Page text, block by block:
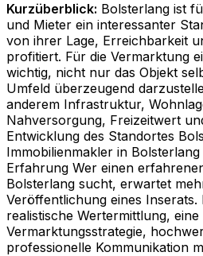
Kurzüberblick: Bolsterlang ist
und Mieter ein interessanter
von ihrer Lage, Erreichbarkeit
profitiert. Für die Vermarktung
wichtig, nicht nur das Objekt
Umfeld überzeugend
anderem Infrastruktur,
Nahversorgung, Freizeitwert
Entwicklung des Standortes
Immobilienmakler in
Erfahrung Wer einen
Bolsterlang sucht, erwartet
Veröffentlichung eines Inserats.
realistische Wertermittlung, eine
Vermarktungsstrategie,
professionelle Kommunikation